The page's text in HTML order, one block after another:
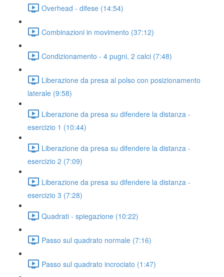
Overhead - difese (14:54)
Combinazioni in movimento (37:12)
Condizionamento - 4 pugni, 2 calci (7:48)
Liberazione da presa al polso con posizionamento
laterale (9:58)
Liberazione da presa su difendere la distanza -
esercizio 1 (10:44)
Liberazione da presa su difendere la distanza -
esercizio 2 (7:09)
Liberazione da presa su difendere la distanza -
esercizio 3 (7:28)
Quadrati - spiegazione (10:22)
Passo sul quadrato normale (7:16)
Passo sul quadrato incrociato (1:47)